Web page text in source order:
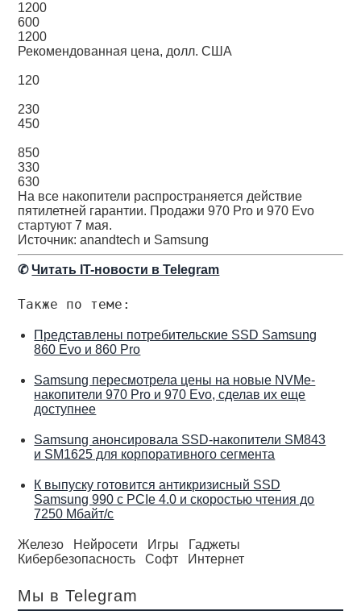
1200
600
1200
Рекомендованная цена, долл. США
120
230
450
850
330
630
На все накопители распространяется действие
пятилетней гарантии. Продажи 970 Pro и 970 Evo
стартуют 7 мая.
Источник: anandtech и Samsung
✆Читать IT-новости в Telegram
Также по теме:
Представлены потребительские SSD Samsung
860 Evo и 860 Pro
Samsung пересмотрела цены на новые NVMe-
накопители 970 Pro и 970 Evo, сделав их еще
доступнее
Samsung анонсировала SSD-накопители SM843
и SM1625 для корпоративного сегмента
К выпуску готовится антикризисный SSD
Samsung 990 с PCIe 4.0 и скоростью чтения до
7250 Мбайт/с
Железо Нейросети Игры
Гаджеты
Кибербезопасность
Софт Интернет
Мы в Telegram